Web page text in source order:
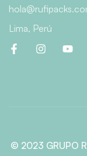
Lima, Perú
© 2023 GRUPO